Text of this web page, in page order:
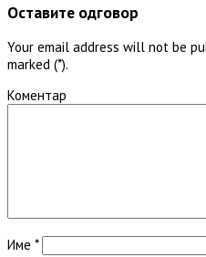
Оставите одговор
Your email address will not be
marked (*).
Коментар
Име *